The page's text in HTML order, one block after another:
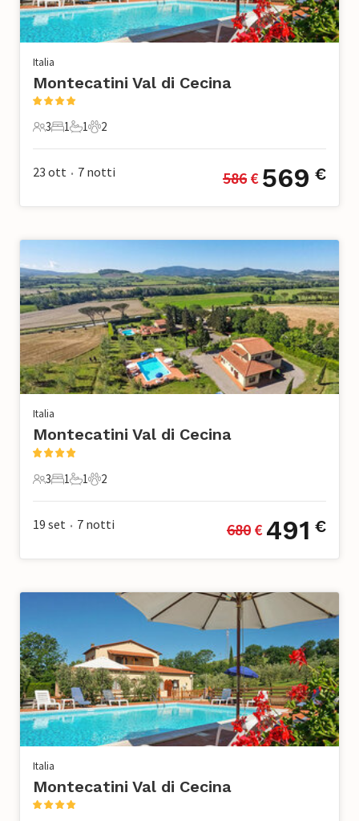
Italia
Montecatini Val di Cecina
3 Ospiti
3
1 Camera da letto
1
1 Bagno
1
2 Animali domestici
2
23 ott • 7 notti 586 € 569 €
Italia
Montecatini Val di Cecina
3 Ospiti
3
1 Camera da letto
1
1 Bagno
1
2 Animali domestici
2
19 set • 7 notti 680 € 491 €
Italia
Montecatini Val di Cecina